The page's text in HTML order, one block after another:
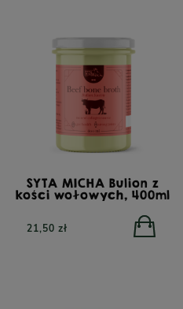
SYTA MICHA Bulion z
kości wołowych, 400ml
21,50 zł